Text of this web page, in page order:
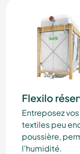
Flexilo
Entreposez
textiles peu
poussière,
l'humidité.